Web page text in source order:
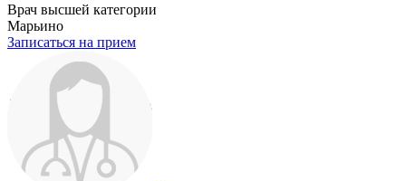
Врач высшей категории
Марьино
Записаться на прием